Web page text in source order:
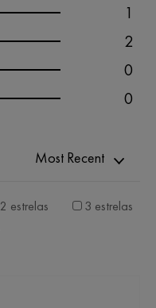
1
2
0
0
Most Recent
2 estrelas
3 estrelas